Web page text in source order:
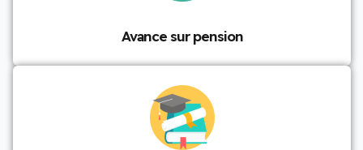
Avance sur pension